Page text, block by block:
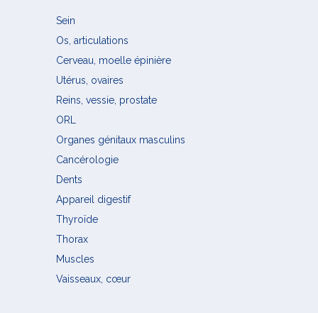
Sein
Os, articulations
Cerveau, moelle épinière
Utérus, ovaires
Reins, vessie, prostate
ORL
Organes génitaux masculins
Cancérologie
Dents
Appareil digestif
Thyroïde
Thorax
Muscles
Vaisseaux, cœur